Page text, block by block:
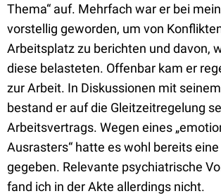
Thema“ auf. Mehrfach war er bei
vorstellig geworden, um von
Arbeitsplatz zu berichten und davon,
diese belasteten. Offenbar kam er
zur Arbeit. In Diskussionen mit
bestand er auf die Gleitzeitregelung
Arbeitsvertrags. Wegen eines
Ausrasters“ hatte es wohl bereits
gegeben. Relevante psychiatrische
fand ich in der Akte allerdings nicht.